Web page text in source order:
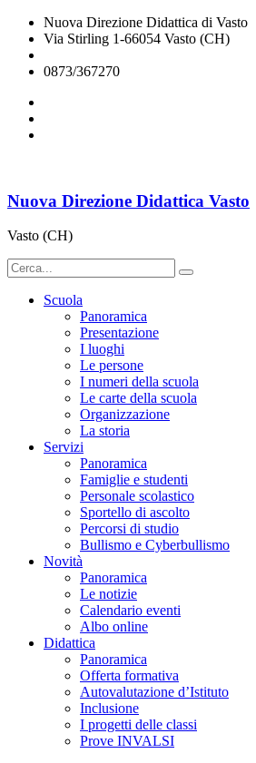
Nuova Direzione Didattica di Vasto
Via Stirling 1-66054 Vasto (CH)
0873/367270
Nuova Direzione Didattica Vasto
Vasto (CH)
Scuola
Panoramica
Presentazione
I luoghi
Le persone
I numeri della scuola
Le carte della scuola
Organizzazione
La storia
Servizi
Panoramica
Famiglie e studenti
Personale scolastico
Sportello di ascolto
Percorsi di studio
Bullismo e Cyberbullismo
Novità
Panoramica
Le notizie
Calendario eventi
Albo online
Didattica
Panoramica
Offerta formativa
Autovalutazione d’Istituto
Inclusione
I progetti delle classi
Prove INVALSI